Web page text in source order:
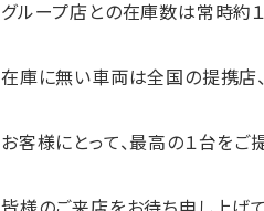
グループ店との在庫数は常時約１
在庫に無い車両は全国の提携店
お客様にとって、最高の１台をご